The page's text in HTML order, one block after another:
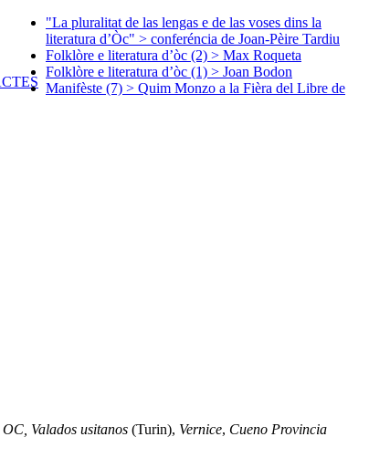
"La pluralitat de las lengas e de las voses dins la
literatura d’Òc" > conferéncia de Joan-Pèire Tardiu
Folklòre e literatura d’òc (2) > Max Roqueta
Folklòre e literatura d’òc (1) > Joan Bodon
Manifèste (7) > Quim Monzo a la Fièra del Libre de
OC, Valados usitanos (Turin), Vernice, Cueno Provincia